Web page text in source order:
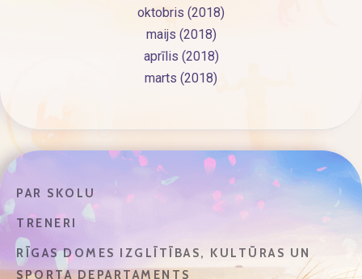
oktobris (2018)
maijs (2018)
aprīlis (2018)
marts (2018)
PAR SKOLU
TRENERI
RĪGAS DOMES IZGLĪTĪBAS, KULTŪRAS UN
SPORTA DEPARTAMENTS